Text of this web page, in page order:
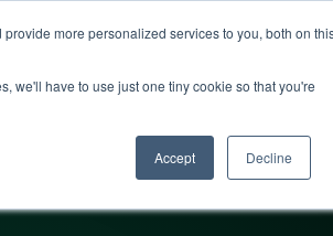
more personalized services to you, both on
we'll have to use just one tiny cookie so that you're
Accept Decline
Om oss Logg inn